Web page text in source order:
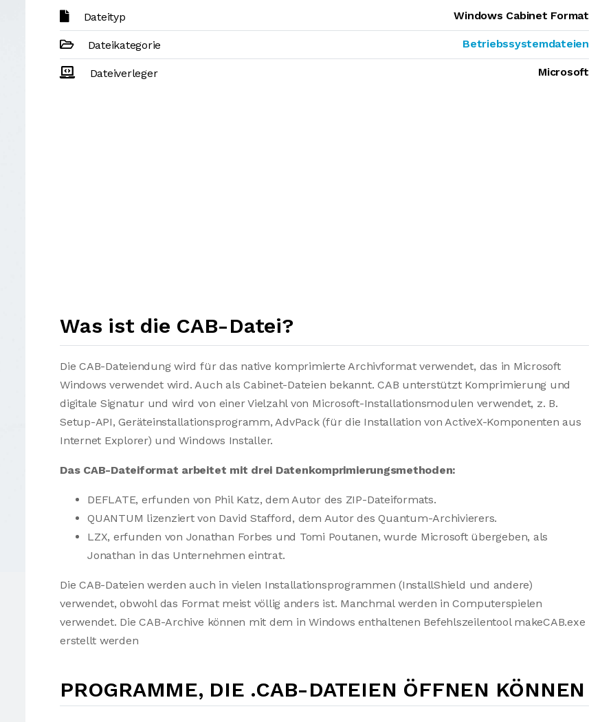
Dateityp Windows Cabinet Format
Dateikategorie Betriebssystemdateien
Dateiverleger Microsoft
Was ist die CAB-Datei?
Die CAB-Dateiendung wird für das native komprimierte Archivformat verwendet, das in Microsoft
Windows verwendet wird. Auch als Cabinet-Dateien bekannt. CAB unterstützt Komprimierung und
digitale Signatur und wird von einer Vielzahl von Microsoft-Installationsmodulen verwendet, z. B.
Setup-API, Geräteinstallationsprogramm, AdvPack (für die Installation von ActiveX-Komponenten aus
Internet Explorer) und Windows Installer.
Das CAB-Dateiformat arbeitet mit drei Datenkomprimierungsmethoden:
DEFLATE, erfunden von Phil Katz, dem Autor des ZIP-Dateiformats.
QUANTUM lizenziert von David Stafford, dem Autor des Quantum-Archivierers.
LZX, erfunden von Jonathan Forbes und Tomi Poutanen, wurde Microsoft übergeben, als
Jonathan in das Unternehmen eintrat.
Die CAB-Dateien werden auch in vielen Installationsprogrammen (InstallShield und andere)
verwendet, obwohl das Format meist völlig anders ist. Manchmal werden in Computerspielen
verwendet. Die CAB-Archive können mit dem in Windows enthaltenen Befehlszeilentool makeCAB.exe
erstellt werden
PROGRAMME, DIE .CAB-DATEIEN ÖFFNEN KÖNNEN